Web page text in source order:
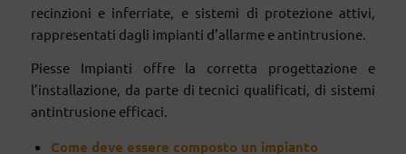
recinzioni e inferriate, e sistemi di protezione attivi,
rappresentati dagli impianti d’allarme e antintrusione.
Piesse Impianti offre la corretta progettazione e
l’installazione, da parte di tecnici qualificati, di sistemi
antintrusione efficaci.
Come deve essere composto un impianto